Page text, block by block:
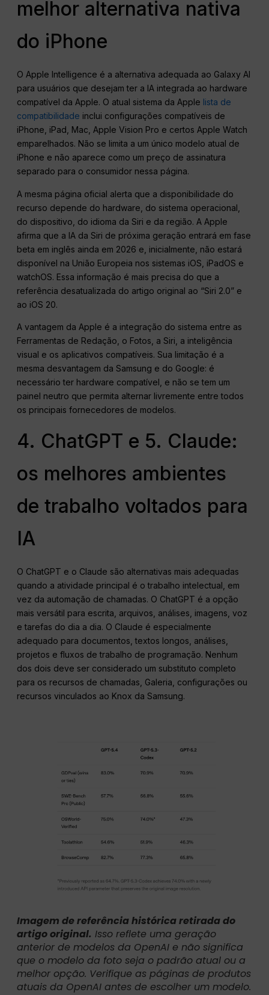
melhor alternativa nativa
do iPhone
O Apple Intelligence é a alternativa adequada ao Galaxy AI
para usuários que desejam ter a IA integrada ao hardware
compatível da Apple. O atual sistema da Apple lista de
compatibilidade inclui configurações compatíveis de
iPhone, iPad, Mac, Apple Vision Pro e certos Apple Watch
emparelhados. Não se limita a um único modelo atual de
iPhone e não aparece como um preço de assinatura
separado para o consumidor nessa página.
A mesma página oficial alerta que a disponibilidade do
recurso depende do hardware, do sistema operacional,
do dispositivo, do idioma da Siri e da região. A Apple
afirma que a IA da Siri de próxima geração entrará em fase
beta em inglês ainda em 2026 e, inicialmente, não estará
disponível na União Europeia nos sistemas iOS, iPadOS e
watchOS. Essa informação é mais precisa do que a
referência desatualizada do artigo original ao “Siri 2.0” e
ao iOS 20.
A vantagem da Apple é a integração do sistema entre as
Ferramentas de Redação, o Fotos, a Siri, a inteligência
visual e os aplicativos compatíveis. Sua limitação é a
mesma desvantagem da Samsung e do Google: é
necessário ter hardware compatível, e não se tem um
painel neutro que permita alternar livremente entre todos
os principais fornecedores de modelos.
4. ChatGPT e 5. Claude:
os melhores ambientes
de trabalho voltados para
IA
O ChatGPT e o Claude são alternativas mais adequadas
quando a atividade principal é o trabalho intelectual, em
vez da automação de chamadas. O ChatGPT é a opção
mais versátil para escrita, arquivos, análises, imagens, voz
e tarefas do dia a dia. O Claude é especialmente
adequado para documentos, textos longos, análises,
projetos e fluxos de trabalho de programação. Nenhum
dos dois deve ser considerado um substituto completo
para os recursos de chamadas, Galeria, configurações ou
recursos vinculados ao Knox da Samsung.
Imagem de referência histórica retirada do
artigo original. Isso reflete uma geração
anterior de modelos da OpenAI e não significa
que o modelo da foto seja o padrão atual ou a
melhor opção. Verifique as páginas de produtos
atuais da OpenAI antes de escolher um modelo.